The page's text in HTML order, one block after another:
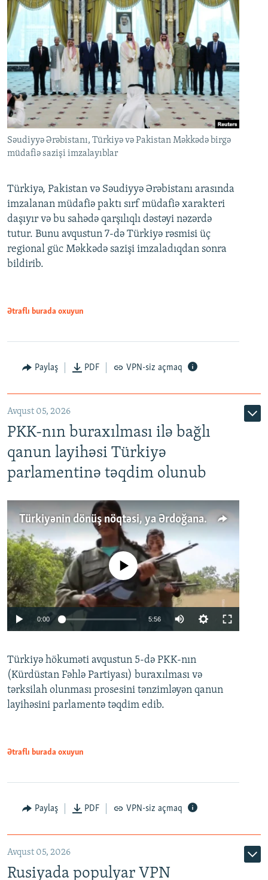
Səudiyyə Ərəbistanı, Türkiyə və Pakistan Məkkədə birgə
müdafiə sazişi imzalayıblar
Türkiyə, Pakistan və Səudiyyə Ərəbistanı arasında
imzalanan müdafiə paktı sırf müdafiə xarakteri
daşıyır və bu sahədə qarşılıqlı dəstəyi nəzərdə
tutur. Bunu avqustun 7-də Türkiyə rəsmisi üç
regional güc Məkkədə sazişi imzaladıqdan sonra
bildirib.
Ətraflı burada oxuyun
Paylaş PDF VPN-siz açmaq
Avqust 05, 2026
PKK-nın buraxılması ilə bağlı
qanun layihəsi Türkiyə
parlamentinə təqdim olunub
Türkiyənin dönüş nöqtəsi, ya Ərdoğana üçüncü şans: PKK ilə qəfil barışıq nə deməkdir?
Auto 240p 360p 480p
720p 1080p
No media source currently available
0:00 5:56
360p
480p
Türkiyə hökuməti avqustun 5-də PKK-nın
(Kürdüstan Fəhlə Partiyası) buraxılması və
tərksilah olunması prosesini tənzimləyən qanun
layihəsini parlamentə təqdim edib.
Ətraflı burada oxuyun
Paylaş PDF VPN-siz açmaq
Avqust 05, 2026
Rusiyada populyar VPN